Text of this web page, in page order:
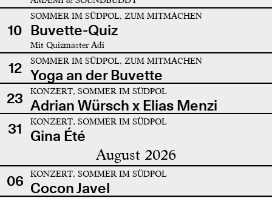
10
SOMMER IM SÜDPOL, ZUM MITMACHEN
Buvette-Quiz
Mit Quizmaster Adi
12 SOMMER IM SÜDPOL, ZUM MITMACHEN
Yoga an der Buvette
23
KONZERT, SOMMER IM SÜDPOL
Adrian Würsch x Elias Menzi
31
KONZERT, SOMMER IM SÜDPOL
Gina Été
August 2026
06 KONZERT, SOMMER IM SÜDPOL
Cocon Javel